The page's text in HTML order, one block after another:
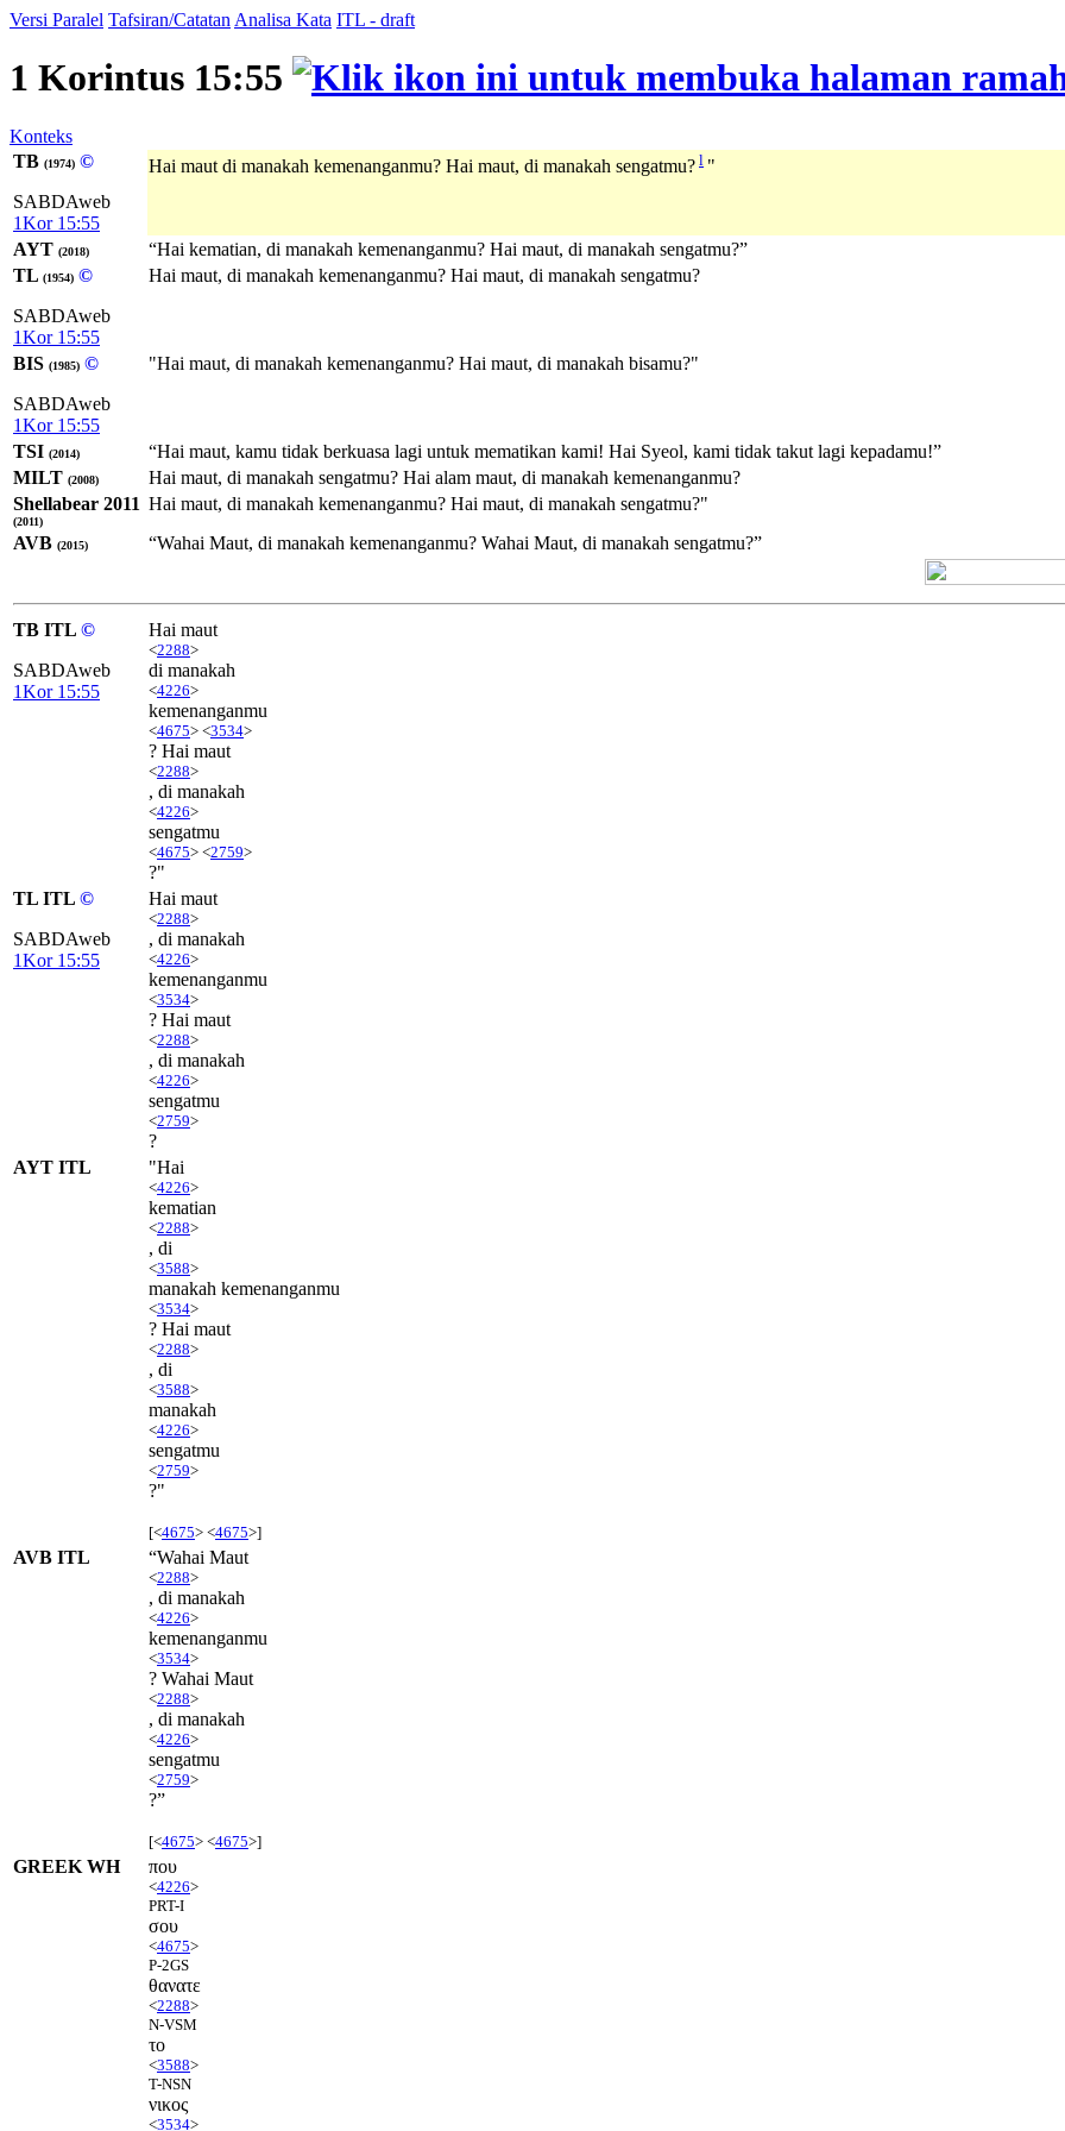
Versi Paralel Tafsiran/Catatan Analisa Kata ITL - draft
1 Korintus 15:55
Konteks
TB (1974) ©
SABDAweb
1Kor 15:55
Hai maut di manakah kemenanganmu? Hai maut, di manakah sengatmu? l "
AYT (2018)
“Hai kematian, di manakah kemenanganmu? Hai maut, di manakah sengatmu?”
TL (1954) ©
SABDAweb
1Kor 15:55
Hai maut, di manakah kemenanganmu? Hai maut, di manakah sengatmu?
BIS (1985) ©
SABDAweb
1Kor 15:55
"Hai maut, di manakah kemenanganmu? Hai maut, di manakah bisamu?"
TSI (2014)
“Hai maut, kamu tidak berkuasa lagi untuk mematikan kami! Hai Syeol, kami tidak takut lagi kepadamu!”
MILT (2008)
Hai maut, di manakah sengatmu? Hai alam maut, di manakah kemenanganmu?
Shellabear 2011
(2011)
Hai maut, di manakah kemenanganmu? Hai maut, di manakah sengatmu?"
AVB (2015) “Wahai Maut, di manakah kemenanganmu? Wahai Maut, di manakah sengatmu?”
TB ITL ©
SABDAweb
1Kor 15:55
Hai maut
<2288>
di manakah
<4226>
kemenanganmu
<4675> <3534>
? Hai maut
<2288>
, di manakah
<4226>
sengatmu
<4675> <2759>
?"
TL ITL ©
SABDAweb
1Kor 15:55
Hai maut
<2288>
, di manakah
<4226>
kemenanganmu
<3534>
? Hai maut
<2288>
, di manakah
<4226>
sengatmu
<2759>
?
AYT ITL
"Hai
<4226>
kematian
<2288>
, di
<3588>
manakah kemenanganmu
<3534>
? Hai maut
<2288>
, di
<3588>
manakah
<4226>
sengatmu
<2759>
?"
[<4675> <4675>]
AVB ITL “Wahai Maut
<2288>
, di manakah
<4226>
kemenanganmu
<3534>
? Wahai Maut
<2288>
, di manakah
<4226>
sengatmu
<2759>
?”
[<4675> <4675>]
GREEK WH που
<4226>
PRT-I
σου
<4675>
P-2GS
θανατε
<2288>
N-VSM
το
<3588>
T-NSN
νικος
<3534>